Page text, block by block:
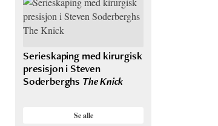
Serieskaping med kirurgisk
presisjon i Steven
Soderberghs The Knick
Se alle